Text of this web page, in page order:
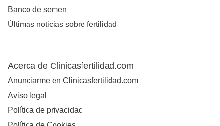
Banco de semen
Últimas noticias sobre fertilidad
Acerca de Clinicasfertilidad.com
Anunciarme en Clinicasfertilidad.com
Aviso legal
Política de privacidad